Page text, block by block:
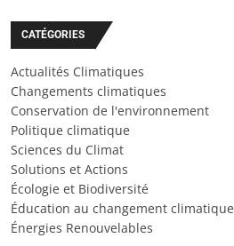
CATÉGORIES
Actualités Climatiques
Changements climatiques
Conservation de l'environnement
Politique climatique
Sciences du Climat
Solutions et Actions
Écologie et Biodiversité
Éducation au changement climatique
Énergies Renouvelables